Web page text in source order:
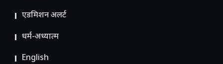
ए​डमिशन अलर्ट
धर्म-अध्यात्म
English